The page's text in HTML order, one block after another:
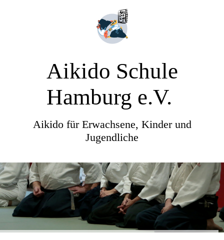
Aikido Schule
Hamburg e.V.
Aikido für Erwachsene, Kinder und
Jugendliche